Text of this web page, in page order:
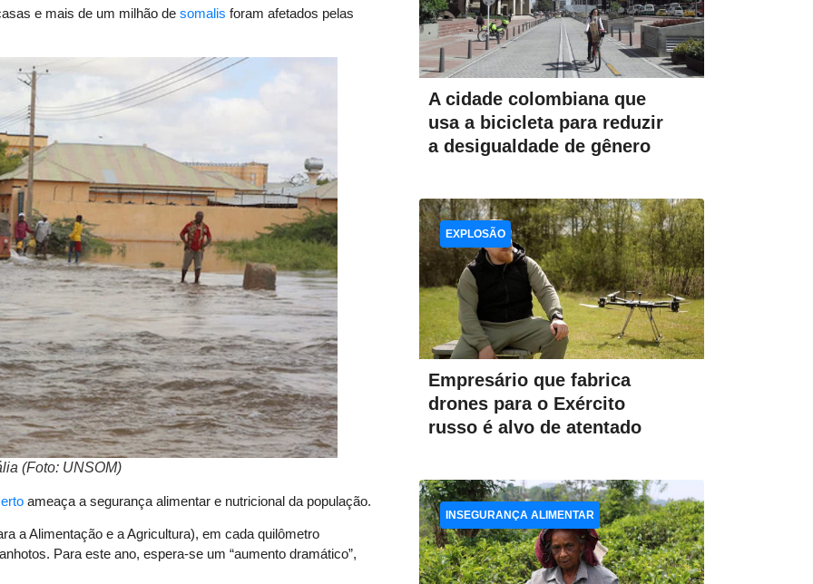
e mais de um milhão de somalis foram afetados pelas
(Foto: UNSOM)
ameaça a segurança alimentar e nutricional da população.
a Alimentação e a Agricultura), em cada quilômetro
Para este ano, espera-se um “aumento dramático”,
A cidade colombiana que
usa a bicicleta para reduzir
a desigualdade de gênero
Empresário que fabrica
drones para o Exército
russo é alvo de atentado
EXPLOSÃO
INSEGURANÇA ALIMENTAR